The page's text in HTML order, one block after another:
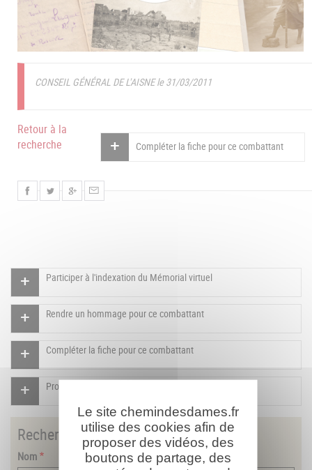
CONSEIL GÉNÉRAL DE L'AISNE le 31/03/2011
Compléter la fiche pour ce combattant
Retour à la
recherche
Participer à l'indexation du Mémorial virtuel
Rendre un hommage pour ce combattant
Compléter la fiche pour ce combattant
Proposer un document pour ce combattant
Rechercherun combattant
Nom
Le site chemindesdames.fr
utilise des cookies afin de
proposer des vidéos, des
boutons de partage, des